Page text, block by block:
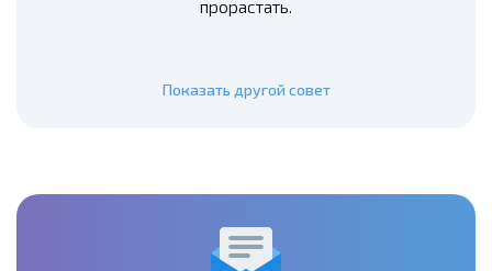
прорастать.
Показать другой совет